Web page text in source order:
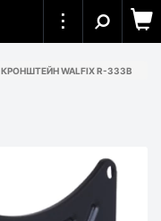
КРОНШТЕЙН WALFIX R-333B